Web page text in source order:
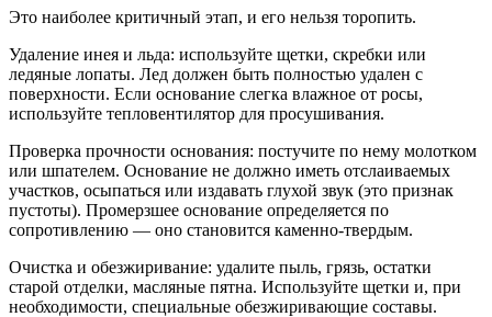
Это наиболее критичный этап, и его нельзя торопить.
Удаление инея и льда: используйте щетки, скребки или
ледяные лопаты. Лед должен быть полностью удален с
поверхности. Если основание слегка влажное от росы,
используйте тепловентилятор для просушивания.
Проверка прочности основания: постучите по нему молотком
или шпателем. Основание не должно иметь отслаиваемых
участков, осыпаться или издавать глухой звук (это признак
пустоты). Промерзшее основание определяется по
сопротивлению — оно становится каменно-твердым.
Очистка и обезжиривание: удалите пыль, грязь, остатки
старой отделки, масляные пятна. Используйте щетки и, при
необходимости, специальные обезжиривающие составы.